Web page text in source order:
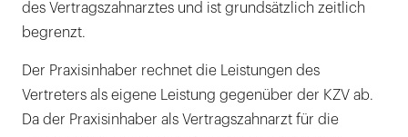
des Vertragszahnarztes und ist grundsätzlich zeitlich
begrenzt.
Der Praxisinhaber rechnet die Leistungen des
Vertreters als eigene Leistung gegenüber der KZV ab.
Da der Praxisinhaber als Vertragszahnarzt für die